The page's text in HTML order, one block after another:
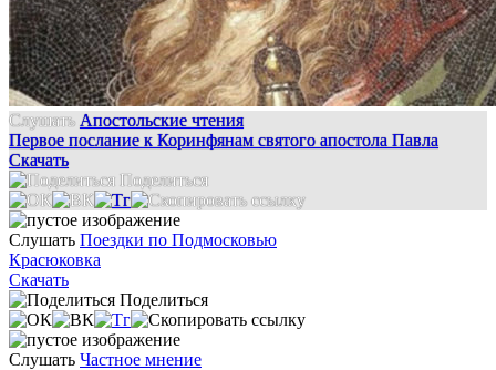
Слушать Апостольские чтения
Первое послание к Коринфянам святого апостола Павла
Скачать
Поделиться
Слушать Поездки по Подмосковью
Красюковка
Скачать
Поделиться
Слушать Частное мнение